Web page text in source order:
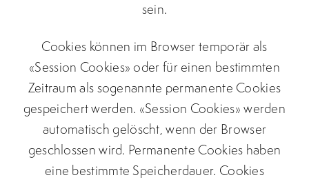
sein.
Cookies können im Browser temporär als
«Session Cookies» oder für einen bestimmten
Zeitraum als sogenannte permanente Cookies
gespeichert werden. «Session Cookies» werden
automatisch gelöscht, wenn der Browser
geschlossen wird. Permanente Cookies haben
eine bestimmte Speicherdauer. Cookies